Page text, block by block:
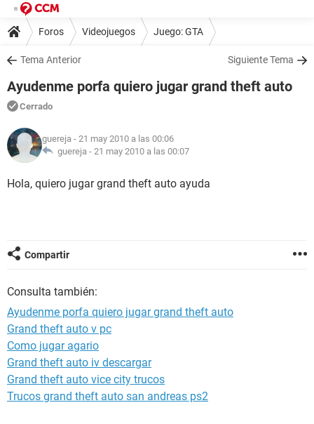
Foros Videojuegos Juego: GTA
Tema Anterior Siguiente Tema
Ayudenme porfa quiero jugar grand theft auto
Cerrado
guereja - 21 may 2010 a las 00:06
guereja - 21 may 2010 a las 00:07
Hola, quiero jugar grand theft auto ayuda
Compartir
Consulta también:
Ayudenme porfa quiero jugar grand theft auto
Grand theft auto v pc
Como jugar agario
Grand theft auto iv descargar
Grand theft auto vice city trucos
Trucos grand theft auto san andreas ps2